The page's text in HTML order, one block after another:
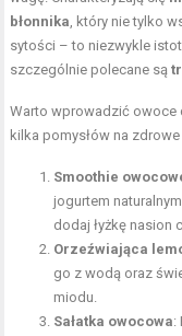
błonnika, który nie tylko
sytości – to niezwykle
szczególnie polecane są
Warto wprowadzić owoce
kilka pomysłów na
Smoothie
jogurtem
dodaj łyżkę nasion
Orzeźwiająca
go z wodą oraz
miodu.
Sałatka owocowa: